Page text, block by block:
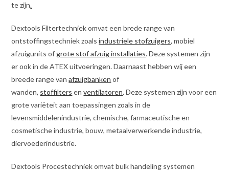
te zijn.
Dextools Filtertechniek omvat een brede range van
ontstoffingstechniek zoalsindustriele stofzuigers, mobiel
afzuigunits of grote stof afzuig installaties. Deze systemen zijn
er ook in de ATEX uitvoeringen. Daarnaast hebben wij een
breede range vanafzuigbanken of
wanden, stoffilters enventilatoren. Deze systemen zijn voor een
grote variëteit aan toepassingen zoals in de
levensmiddelenindustrie, chemische, farmaceutische en
cosmetische industrie, bouw, metaalverwerkende industrie,
diervoederindustrie.
Dextools Procestechniek omvat bulk handeling systemen